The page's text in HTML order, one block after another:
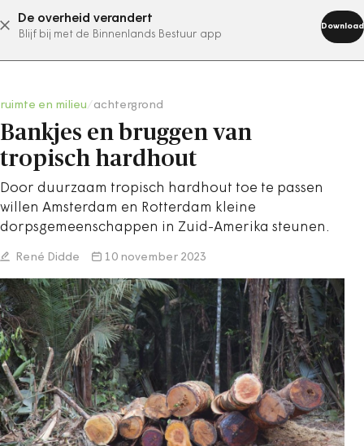
De overheid verandert
Blijf bij met de Binnenlands Bestuur app
Download
abonneer nu
ruimte en milieu achtergrond
Bankjes en bruggen van
tropisch hardhout
Door duurzaam tropisch hardhout toe te passen
willen Amsterdam en Rotterdam kleine
dorpsgemeenschappen in Zuid-Amerika steunen.
René Didde 10 november 2023